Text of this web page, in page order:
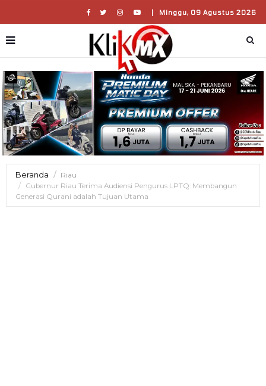
| Minggu, 09 Agustus 2026
Beranda
Riau
Gubernur Riau Terima Audiensi Pengurus LPTQ: Membangun
Generasi Qurani adalah Tujuan Utama